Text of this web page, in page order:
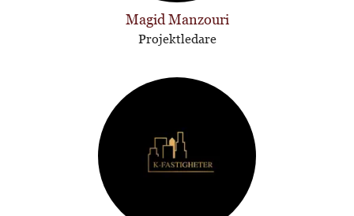
Magid Manzouri
Projektledare